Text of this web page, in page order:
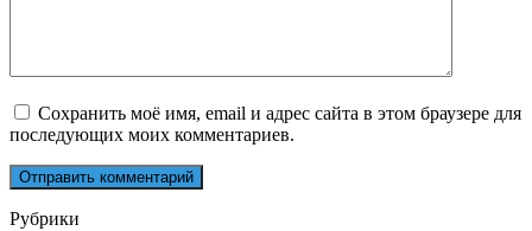
Сохранить моё имя, email и адрес сайта в этом браузере для
последующих моих комментариев.
Рубрики